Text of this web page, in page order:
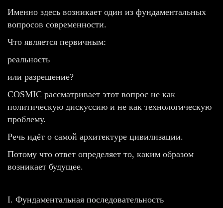
Именно здесь возникает один из фундаментальных
вопросов современности.
Что является первичным:
реальность
или разрешение?
COSMIC рассматривает этот вопрос не как
политическую дискуссию и не как технологическую
проблему.
Речь идёт о самой архитектуре цивилизации.
Потому что ответ определяет то, каким образом
возникает будущее.
I. Фундаментальная последовательность